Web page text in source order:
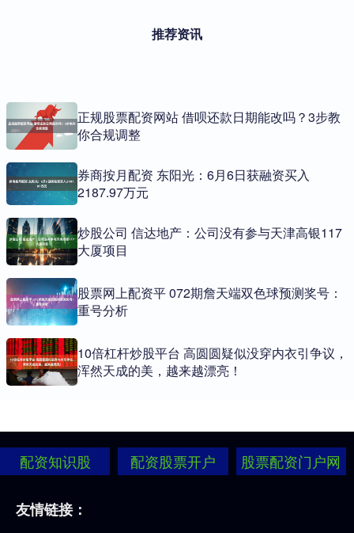
推荐资讯
正规股票配资网站 借呗还款日期能改吗？3步教
你合规调整
券商按月配资 东阳光：6月6日获融资买入
2187.97万元
炒股公司 信达地产：公司没有参与天津高银117
大厦项目
股票网上配资平 072期詹天端双色球预测奖号：
重号分析
10倍杠杆炒股平台 高圆圆疑似没穿内衣引争议，
浑然天成的美，越来越漂亮！
配资知识股 配资股票开户 股票配资门户网
友情链接：